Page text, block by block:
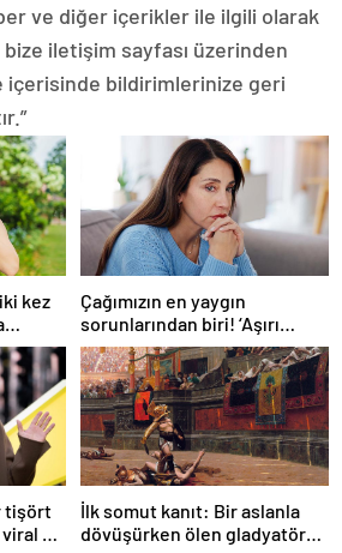
ve diğer içerikler ile ilgili olarak
iletişim sayfası üzerinden
içerisinde bildirimlerinize geri
kez
Çağımızın en yaygın
sorunlarından biri! ‘Aşırı
düşünmeyle başa çıkmak
mümkün’
tişört
bir
İlk somut kanıt: Bir aslanla
dövüşürken ölen gladyatörün